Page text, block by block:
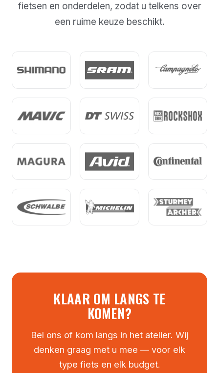
fietsen en onderdelen, zodat u telkens over
een ruime keuze beschikt.
KLAAR OM LANGS TE
KOMEN?
Bel ons of kom langs in het atelier. Wij
denken graag met u mee — voor elk
type fiets en elk budget.